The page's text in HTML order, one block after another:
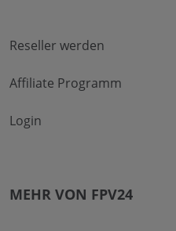
Reseller werden
Affiliate Programm
Login
MEHR VON FPV24